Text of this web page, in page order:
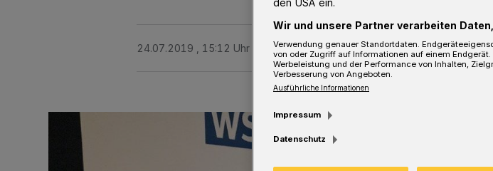
24.07.2019 , 15:12 Uhr Eine Minute Lesezeit
den USA ein.
Wir und unsere Partner verarbeiten
Verwendung genauer Standortdaten.
von oder Zugriff auf Informationen auf einem
Werbeleistung und der Performance von Inhalten,
Verbesserung von Angeboten.
Ausführliche Informationen
Impressum
Datenschutz